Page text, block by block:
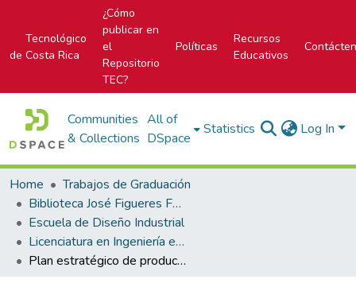
Tecnológico
de Costa Rica
¿Cómo
publicar en
el
Repositorio
TEC?
Políticas
Recursos
Educativos
Communities
& Collections
All of
DSpace
Statistics Log In
Home
Trabajos de Graduación
Biblioteca José Figueres Ferrer
Escuela de Diseño Industrial
Licenciatura en Ingeniería en Diseño Industrial
Plan estratégico de productos de comunicación visual para la generación de una red de cuido integrada contra casos de abandono y maltrato animal en Costa Rica